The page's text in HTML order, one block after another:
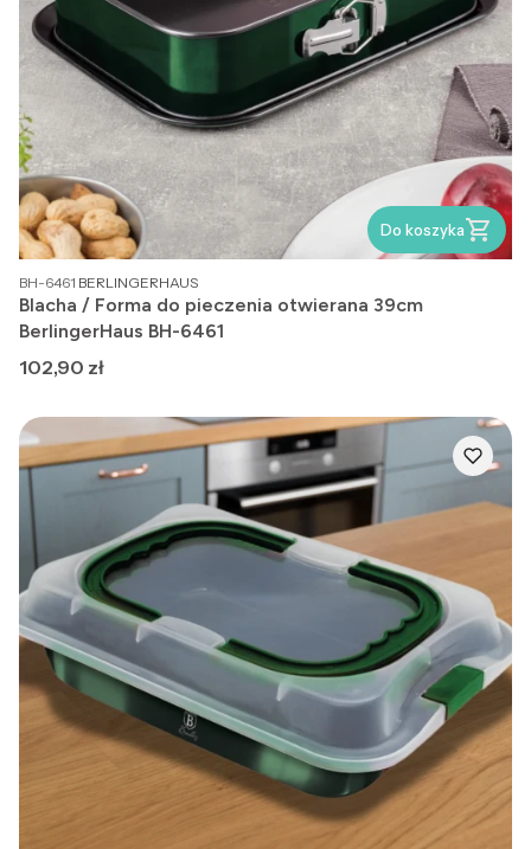
Do koszyka
BH-6461 PRODUCENT
BERLINGERHAUS
Blacha / Forma do pieczenia otwierana 39cm
BerlingerHaus BH-6461
Cena
102,90 zł